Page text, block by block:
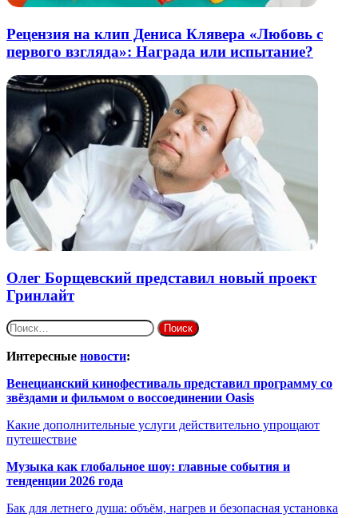
Рецензия на клип Дениса Клявера «Любовь с
первого взгляда»: Награда или испытание?
Олег Борщевский представил новый проект
Гринлайт
Найти:
Интересные новости:
Венецианский кинофестиваль представил программу со
звёздами и фильмом о воссоединении Oasis
Какие дополнительные услуги действительно упрощают
путешествие
Музыка как глобальное шоу: главные события и
тенденции 2026 года
Бак для летнего душа: объём, нагрев и безопасная установка